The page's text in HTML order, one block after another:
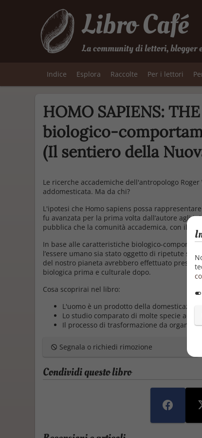
Libro Café
La community di lettori, blogger
Indice Esplora Raccolte Per i lettori
HOMO SAPIENS:
biologico-
(Il sentiero della
Le ricerche accademiche dell'antropologo Roger
addomesticata. Ma da chi?
L'ipotesi che Homo sapiens possa
fu avanzata per la prima volta dall’autore agli
pubblica che la comunità accademica, con il libro
In base alle caratteristiche biologico-
l’essere umano sia stato oggetto di ripetute
del nostro pianeta avrebbero effettuato
biologica prima e culturale dopo.
Cosa scoprirai nel libro:
L'uomo è un prodotto della domesticazione?
Lo studio comparato di molte specie
Il processo di trasformazione da
Segnala o richiedi rimozione
Condividi questo libro